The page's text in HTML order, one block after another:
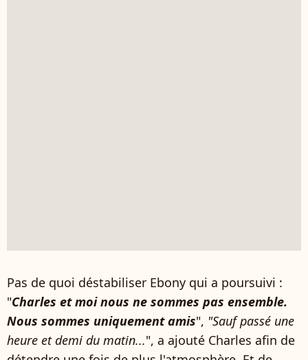
Pas de quoi déstabiliser Ebony qui a poursuivi :
"Charles et moi nous ne sommes pas ensemble.
Nous sommes uniquement amis", "Sauf passé une
heure et demi du matin...", a ajouté Charles afin de